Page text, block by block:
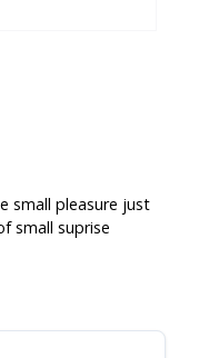
small pleasure just
small suprise